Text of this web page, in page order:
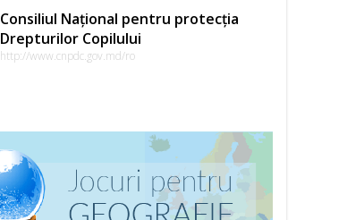
Consiliul Național pentru protecția
Drepturilor Copilului
http://www.cnpdc.gov.md/ro